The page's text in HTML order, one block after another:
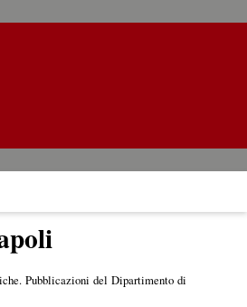
Pubblicazioni del Dipartimento di